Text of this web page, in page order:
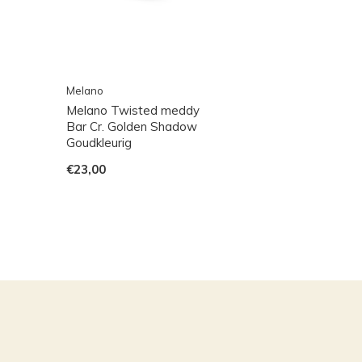
Melano
Melano Twisted meddy
Bar Cr. Golden Shadow
Goudkleurig
€23,00